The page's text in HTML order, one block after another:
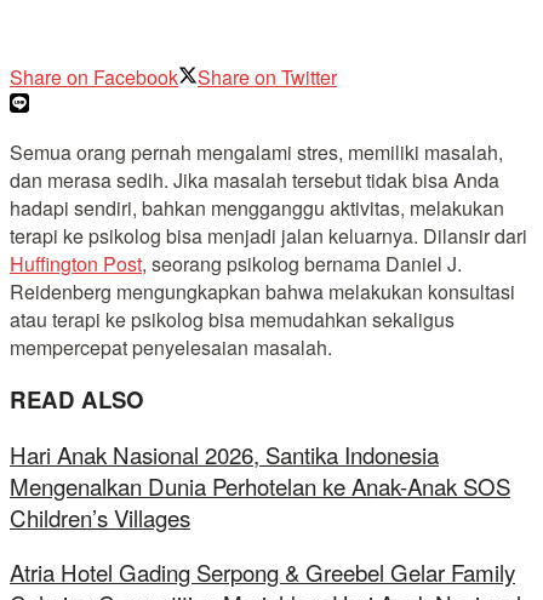
Share on Facebook Share on Twitter
Semua orang pernah mengalami stres, memiliki masalah,
dan merasa sedih. Jika masalah tersebut tidak bisa Anda
hadapi sendiri, bahkan mengganggu aktivitas, melakukan
terapi ke psikolog bisa menjadi jalan keluarnya. Dilansir dari
Huffington Post, seorang psikolog bernama Daniel J.
Reidenberg mengungkapkan bahwa melakukan konsultasi
atau terapi ke psikolog bisa memudahkan sekaligus
mempercepat penyelesaian masalah.
READ ALSO
Hari Anak Nasional 2026, Santika Indonesia
Mengenalkan Dunia Perhotelan ke Anak-Anak SOS
Children’s Villages
Atria Hotel Gading Serpong & Greebel Gelar Family